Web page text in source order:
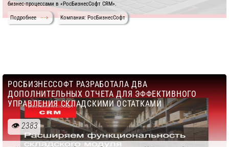
бизнес-процессами в «РосБизнесСофт CRM».
Подробнее Компания: РосБизнесСофт
РОСБИЗНЕССОФТ РАЗРАБОТАЛА ДВА
ДОПОЛНИТЕЛЬНЫХ ОТЧЕТА ДЛЯ ЭФФЕКТИВНОГО
УПРАВЛЕНИЯ СКЛАДСКИМИ ОСТАТКАМИ
2383